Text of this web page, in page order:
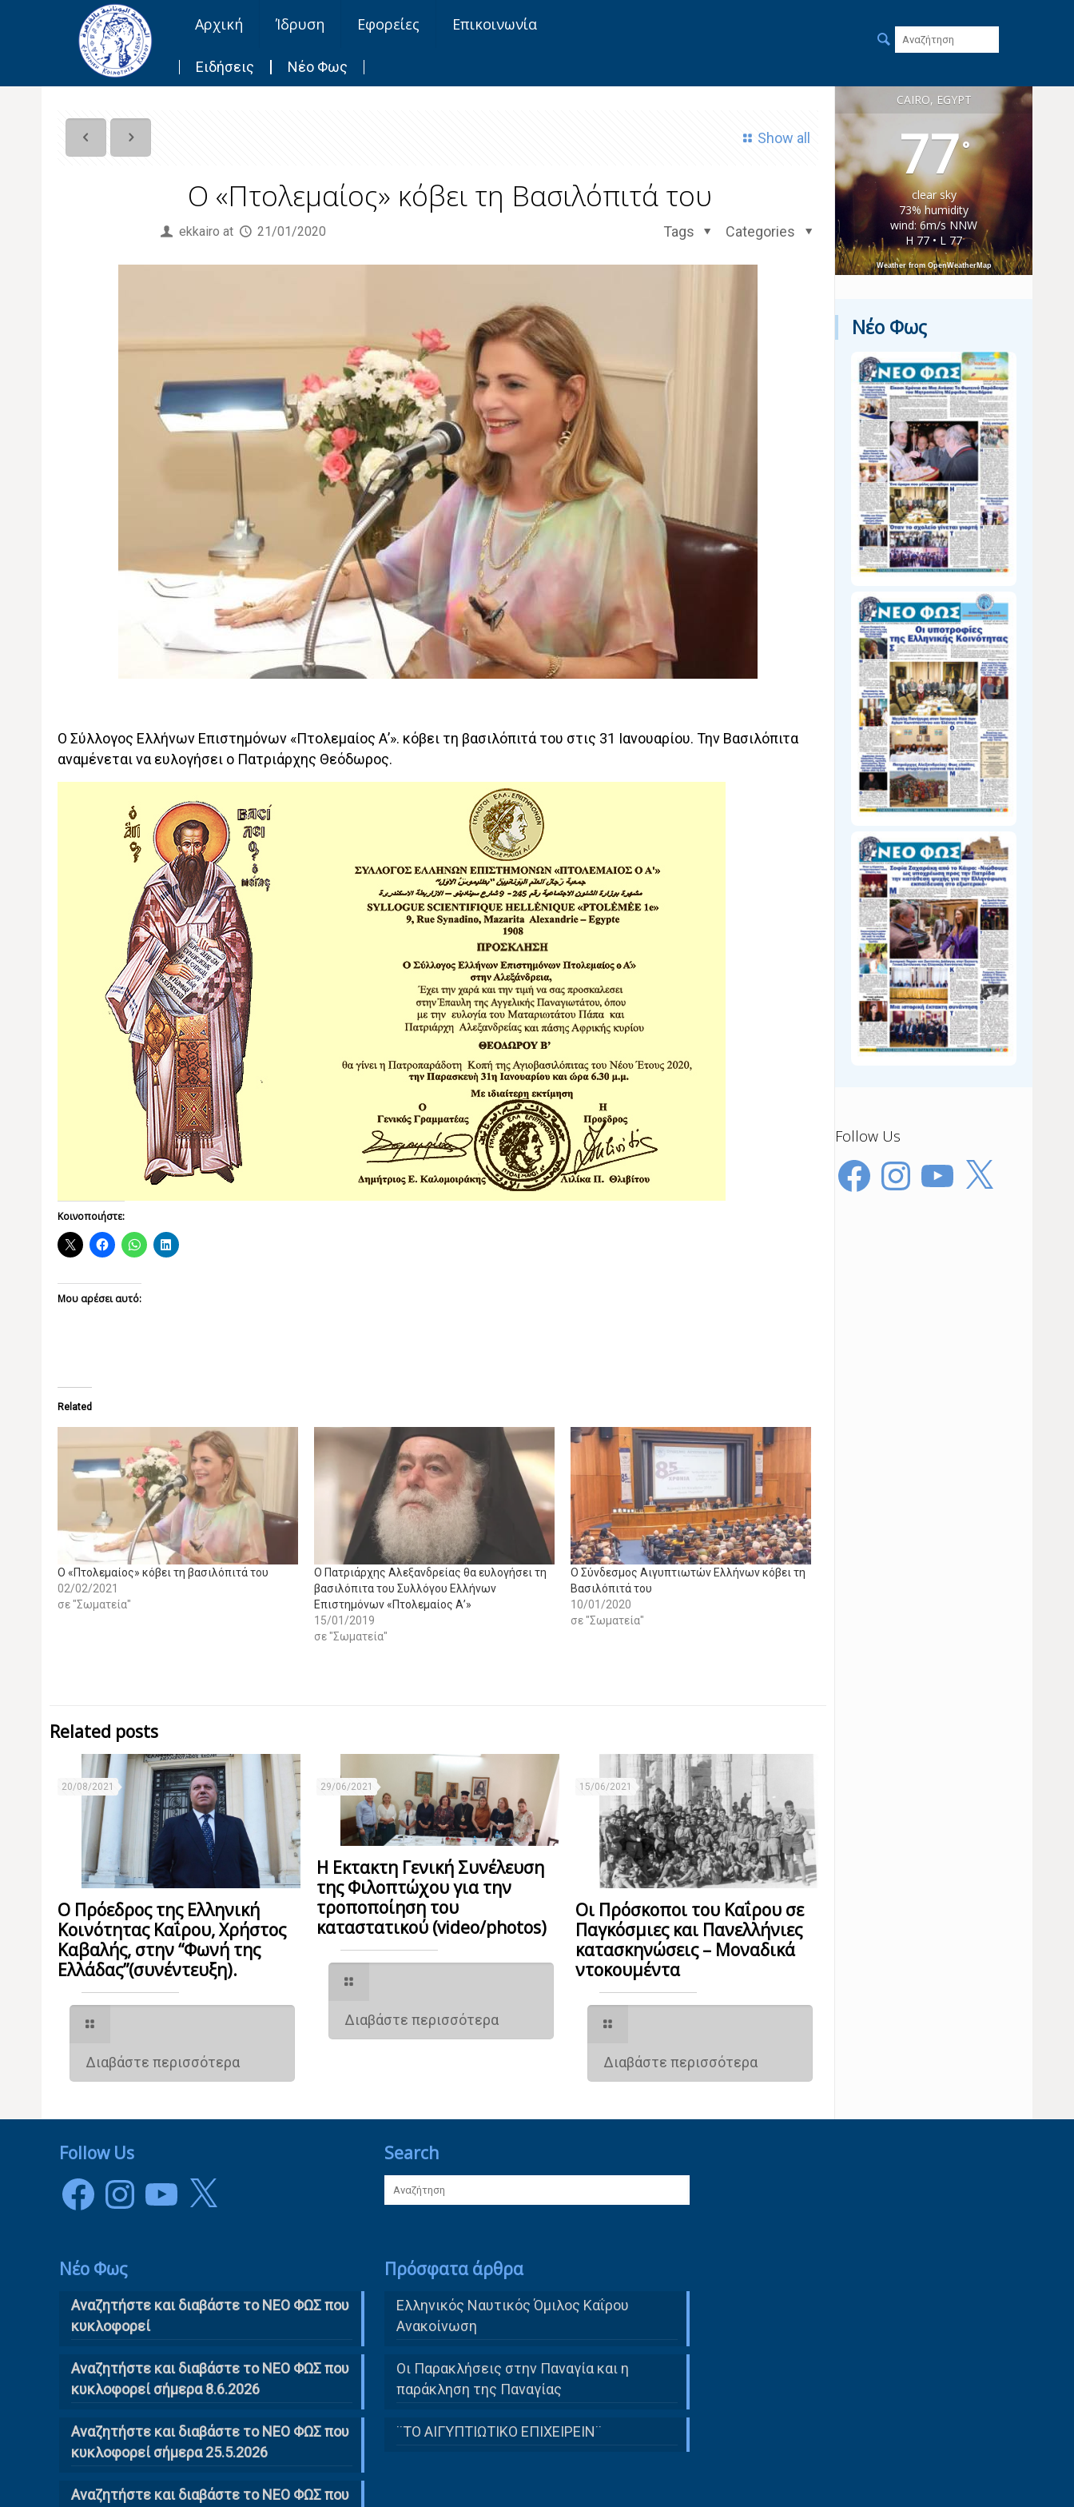
Αρχική Ίδρυση Εφορείες Επικοινωνία
Ειδήσεις Νέο Φως
Show all
O «Πτολεμαίος» κόβει τη Βασιλόπιτά του
ekkairo at 21/01/2020 Categories
Tags
Ο Σύλλογος Ελλήνων Επιστημόνων «Πτολεμαίος Α’». κόβει τη βασιλόπιτά του στις 31 Ιανουαρίου. Την Βασιλόπιτα
αναμένεται να ευλογήσει ο Πατριάρχης Θεόδωρος.
Κοινοποιήστε:
Μου αρέσει αυτό:
Related
O «Πτολεμαίος» κόβει τη βασιλόπιτά του
02/02/2021
σε "Σωματεία"
Ο Πατριάρχης Αλεξανδρείας θα ευλογήσει τη
βασιλόπιτα του Συλλόγου Ελλήνων
Επιστημόνων «Πτολεμαίος Α’»
15/01/2019
σε "Σωματεία"
Ο Σύνδεσμος Αιγυπτιωτών Ελλήνων κόβει τη
Βασιλόπιτά του
10/01/2020
σε "Σωματεία"
Related posts
20/08/2021
Ο Πρόεδρος της Ελληνική
Κοινότητας Καΐρου, Χρήστος
Καβαλής, στην “Φωνή της
Ελλάδας”(συνέντευξη).
Διαβάστε περισσότερα
29/06/2021
Η Εκτακτη Γενική Συνέλευση
της Φιλοπτώχου για την
τροποποίηση του
καταστατικού (video/photos)
Διαβάστε περισσότερα
15/06/2021
Οι Πρόσκοποι του Καΐρου σε
Παγκόσμιες και Πανελλήνιες
κατασκηνώσεις – Mοναδικά
ντοκουμέντα
Διαβάστε περισσότερα
CAIRO, EGYPT
77°
clear sky
73% humidity
wind: 6m/s NNW
H 77 • L 77
Weather from OpenWeatherMap
Νέο Φως
Follow Us
FacebookInstagramYouTube
X
Follow Us
FacebookInstagramYouTube
X
Νέο Φως
Αναζητήστε και διαβάστε το NΕΟ ΦΩΣ που
κυκλοφορεί
Αναζητήστε και διαβάστε το ΝΕΟ ΦΩΣ που
κυκλοφορεί σήμερα 8.6.2026
Αναζητήστε και διαβάστε το ΝΕΟ ΦΩΣ που
κυκλοφορεί σήμερα 25.5.2026
Αναζητήστε και διαβάστε το ΝΕΟ ΦΩΣ που
Search
Πρόσφατα άρθρα
Ελληνικός Ναυτικός Όμιλος Καΐρου
Ανακοίνωση
Οι Παρακλήσεις στην Παναγία και η
παράκληση της Παναγίας
¨ΤΟ ΑΙΓΥΠΤΙΩΤΙΚΟ ΕΠΙΧΕΙΡΕΙΝ¨